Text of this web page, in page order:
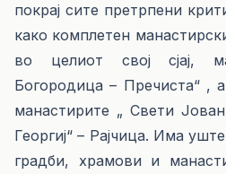
покрај сите претрпени
како комплетен
во целиот свој сјај,
Богородица – Пречиста“ ,
манастирите „ Свети
Георгиј“ – Рајчица. Има
градби, храмови и